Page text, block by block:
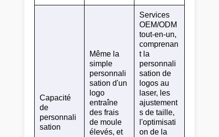
Capacité
de
personnali
sation
Même la
simple
personnali
sation d'un
logo
entraîne
des frais
de moule
élevés, et
Services
OEM/ODM
tout-en-un,
comprenan
t la
personnali
sation de
logos au
laser, les
ajustement
s de taille,
l'optimisati
on de la